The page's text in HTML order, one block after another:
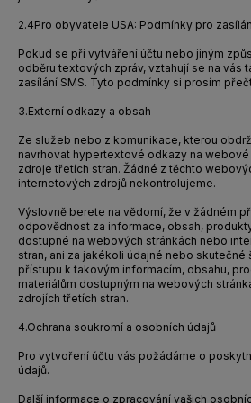
2.4Pro obyvatele USA: Podmínky pro
Pokud se při vytváření účtu nebo jiným
odběru textových zpráv, vztahují se na vás
zasílání SMS. Tyto podmínky si prosím
3.Externí odkazy a obsah
Ze služeb nebo z komunikace, kterou
navrhovat hypertextové odkazy na
zdroje třetích stran. Žádné z těchto
internetových zdrojů nekontrolujeme.
Výslovně berete na vědomí, že v žádném
odpovědnost za informace, obsah,
dostupné na webových stránkách nebo
stran, ani za jakékoli údajné nebo skutečné
přístupu k takovým informacím, obsahu,
materiálům dostupným na webových
zdrojích třetích stran.
4.Ochrana soukromí a osobních údajů
Pro vytvoření účtu vás požádáme o
údajů.
Další informace o zpracování vašich